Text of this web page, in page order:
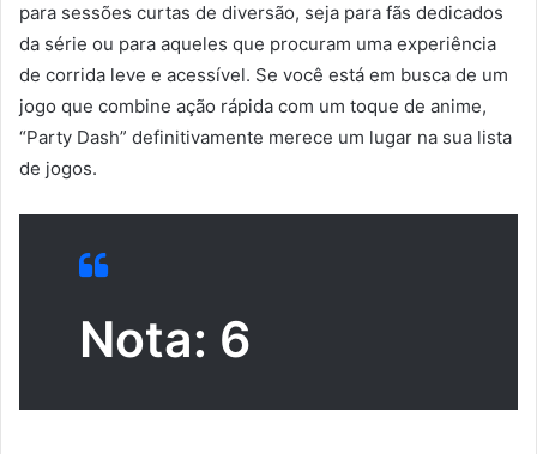
para sessões curtas de diversão, seja para fãs dedicados
da série ou para aqueles que procuram uma experiência
de corrida leve e acessível. Se você está em busca de um
jogo que combine ação rápida com um toque de anime,
“Party Dash” definitivamente merece um lugar na sua lista
de jogos.
Nota: 6